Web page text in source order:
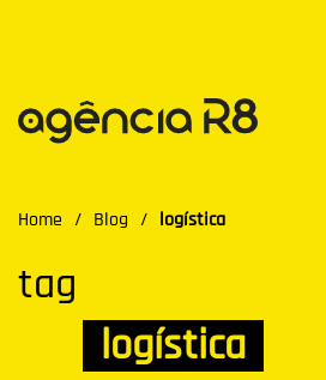
Home / Blog / logística
tag
logística